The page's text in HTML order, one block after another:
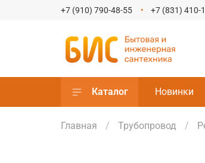
+7 (910) 790-48-55 +7 (831) 410-
Каталог Новинки
Главная Трубопровод